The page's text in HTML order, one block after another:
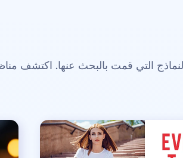
التي قمت بالبحث عنها. اكتشف